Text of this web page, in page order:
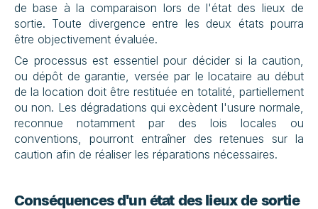
de base à la comparaison lors de l'état des lieux de
sortie. Toute divergence entre les deux états pourra
être objectivement évaluée.
Ce processus est essentiel pour décider si la caution,
ou dépôt de garantie, versée par le locataire au début
de la location doit être restituée en totalité, partiellement
ou non. Les dégradations qui excèdent l'usure normale,
reconnue notamment par des lois locales ou
conventions, pourront entraîner des retenues sur la
caution afin de réaliser les réparations nécessaires.
Conséquences d'un état des lieux de sortie